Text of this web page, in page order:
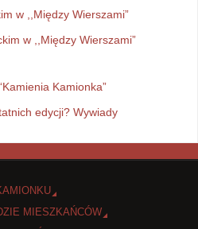
w ,,Między Wierszami”
w ,,Między Wierszami”
Kamionka”
edycji? Wywiady
MIESZKAŃCÓW